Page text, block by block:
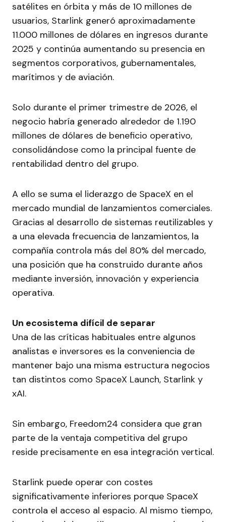
satélites en órbita y más de 10 millones de
usuarios, Starlink generó aproximadamente
11.000 millones de dólares en ingresos durante
2025 y continúa aumentando su presencia en
segmentos corporativos, gubernamentales,
marítimos y de aviación.
Solo durante el primer trimestre de 2026, el
negocio habría generado alrededor de 1.190
millones de dólares de beneficio operativo,
consolidándose como la principal fuente de
rentabilidad dentro del grupo.
A ello se suma el liderazgo de SpaceX en el
mercado mundial de lanzamientos comerciales.
Gracias al desarrollo de sistemas reutilizables y
a una elevada frecuencia de lanzamientos, la
compañía controla más del 80% del mercado,
una posición que ha construido durante años
mediante inversión, innovación y experiencia
operativa.
Un ecosistema difícil de separar
Una de las críticas habituales entre algunos
analistas e inversores es la conveniencia de
mantener bajo una misma estructura negocios
tan distintos como SpaceX Launch, Starlink y
xAI.
Sin embargo, Freedom24 considera que gran
parte de la ventaja competitiva del grupo
reside precisamente en esa integración vertical.
Starlink puede operar con costes
significativamente inferiores porque SpaceX
controla el acceso al espacio. Al mismo tiempo,